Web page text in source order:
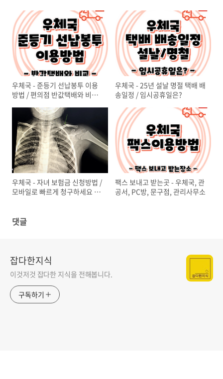
우체국 - 준등기 선납봉투 이용
방법 / 편의점 반값택배와 비교
우체국 - 25년 설날 명절 택배 배
송일정 / 임시공휴일은?
우체국 - 자녀 보험금 신청방법 /
모바일로 빠르게 청구하세요 / 4
팩스 보내고 받는곳 - 우체국, 관
공서, PC방, 문구점, 관리사무소
댓글
잡다한지식
이것저것 잡다한 지식을 전해봅니다.
구독하기